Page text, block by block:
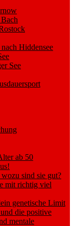
Hiddensee
See
ab 50
sind sie gut?
mit richtig viel
genetische Limit
die positive
mentale